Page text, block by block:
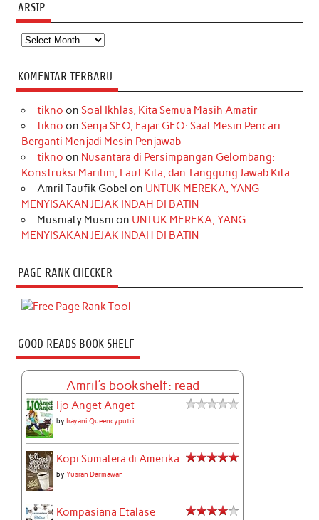
ARSIP
Arsip
KOMENTAR TERBARU
tikno on Soal Ikhlas, Kita Semua Masih Amatir
tikno on Senja SEO, Fajar GEO: Saat Mesin Pencari
Berganti Menjadi Mesin Penjawab
tikno on Nusantara di Persimpangan Gelombang:
Konstruksi Maritim, Laut Kita, dan Tanggung Jawab Kita
Amril Taufik Gobel on UNTUK MEREKA, YANG
MENYISAKAN JEJAK INDAH DI BATIN
Musniaty Musni on UNTUK MEREKA, YANG
MENYISAKAN JEJAK INDAH DI BATIN
PAGE RANK CHECKER
GOOD READS BOOK SHELF
Amril's bookshelf: read
Ijo Anget Anget
byIrayani Queencyputri
Kopi Sumatera di Amerika
byYusran Darmawan
Kompasiana Etalase